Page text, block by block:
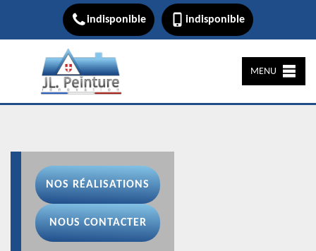
indisponible indisponible
MENU
NOS RÉALISATIONS
NOUS CONTACTER